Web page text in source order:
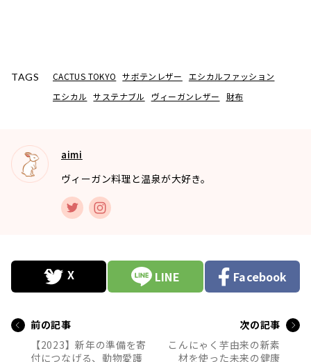
TAGS CACTUS TOKYO サボテンレザー
エシカルファッション
エシカル
サステナブル ヴィーガンレザー 財布
aimi
ヴィーガン料理と温泉が大好き。
LINE Facebook
前の記事
【2023】新年の準備を寄
付につなげる、動物愛護
次の記事
こんにゃく芋由来の新素
材を使った未来の健康